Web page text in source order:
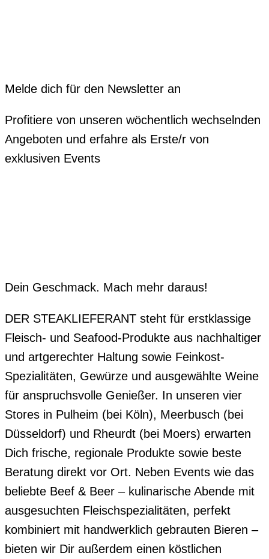
Melde dich für den Newsletter an
Profitiere von unseren wöchentlich wechselnden
Angeboten und erfahre als Erste/r von
exklusiven Events
Dein Geschmack. Mach mehr daraus!
DER STEAKLIEFERANT steht für erstklassige
Fleisch- und Seafood-Produkte aus nachhaltiger
und artgerechter Haltung sowie Feinkost-
Spezialitäten, Gewürze und ausgewählte Weine
für anspruchsvolle Genießer. In unseren vier
Stores in Pulheim (bei Köln), Meerbusch (bei
Düsseldorf) und Rheurdt (bei Moers) erwarten
Dich frische, regionale Produkte sowie beste
Beratung direkt vor Ort. Neben Events wie das
beliebte Beef & Beer – kulinarische Abende mit
ausgesuchten Fleischspezialitäten, perfekt
kombiniert mit handwerklich gebrauten Bieren –
bieten wir Dir außerdem einen köstlichen